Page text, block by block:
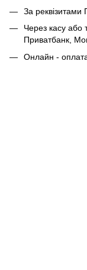
За
Через касу або
Приватбанк,
Онлайн -